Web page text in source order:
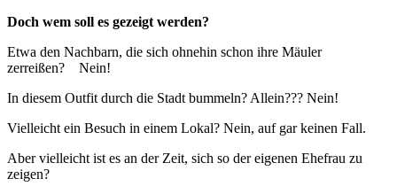
Doch wem soll es gezeigt werden?
Etwa den Nachbarn, die sich ohnehin schon ihre Mäuler
zerreißen? Nein!
In diesem Outfit durch die Stadt bummeln? Allein??? Nein!
Vielleicht ein Besuch in einem Lokal? Nein, auf gar keinen Fall.
Aber vielleicht ist es an der Zeit, sich so der eigenen Ehefrau zu
zeigen?